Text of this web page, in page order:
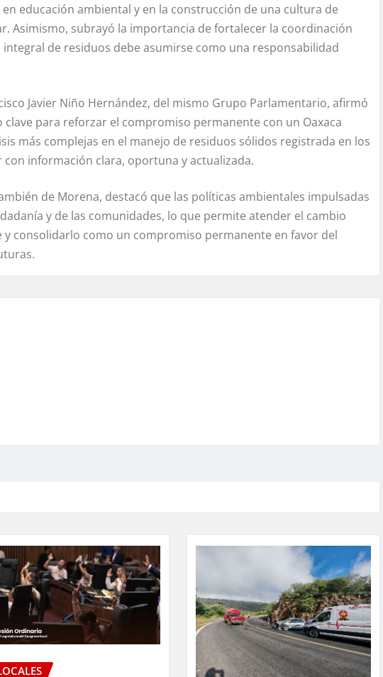
educación ambiental y en la construcción de una cultura de
Asimismo, subrayó la importancia de fortalecer la coordinación
de residuos debe asumirse como una responsabilidad
Javier Niño Hernández, del mismo Grupo Parlamentario, afirmó
para reforzar el compromiso permanente con un Oaxaca
más complejas en el manejo de residuos sólidos registrada en los
información clara, oportuna y actualizada.
de Morena, destacó que las políticas ambientales impulsadas
y de las comunidades, lo que permite atender el cambio
consolidarlo como un compromiso permanente en favor del